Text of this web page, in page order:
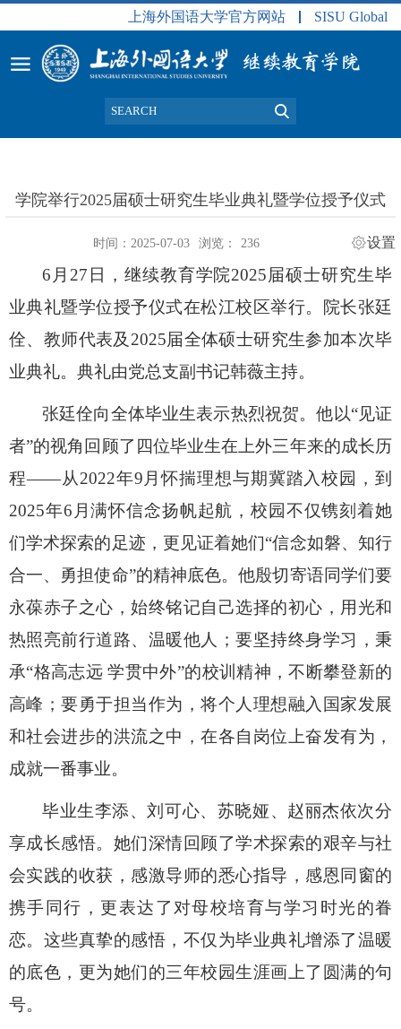
上海外国语大学官方网站 SISU Global
学院举行2025届硕士研究生毕业典礼暨学位授予仪式
时间：2025-07-03 浏览： 236 设置
6 月 27 日，继续教育学院2025届硕士研究生毕
业典礼暨学位授予仪式在松江校区举行。院长张廷
佺、教师代表及 2025届全体硕士研究生参加本次毕
业典礼。典礼由党总支副书记韩薇主持。
张廷佺向全体毕业生表示热烈祝贺。他以“见证
者”的视角回顾了四位毕业生在上外三年来的成长历
程——从2022年9 月怀揣理想与期冀踏入校园，到
2025年6 月满怀信念扬帆起航，校园不仅镌刻着她
们学术探索的足迹，更见证着她们“信念如磐、知行
合一、勇担使命”的精神底色。他殷切寄语同学们要
永葆赤子之心，始终铭记自己选择的初心，用光和
热照亮前行道路、温暖他人；要坚持终身学习，秉
承“格高志远 学贯中外”的校训精神，不断攀登新的
高峰；要勇于担当作为，将个人理想融入国家发展
和社会进步的洪流之中，在各自岗位上奋发有为，
成就一番事业。
毕业生李添、刘可心、苏晓娅、赵丽杰依次分
享成长感悟。她们深情回顾了学术探索的艰辛与社
会实践的收获，感激导师的悉心指导，感恩同窗的
携手同行，更表达了对母校培育与学习时光的眷
恋。这些真挚的感悟，不仅为毕业典礼增添了温暖
的底色，更为她们的三年校园生涯画上了圆满的句
号。